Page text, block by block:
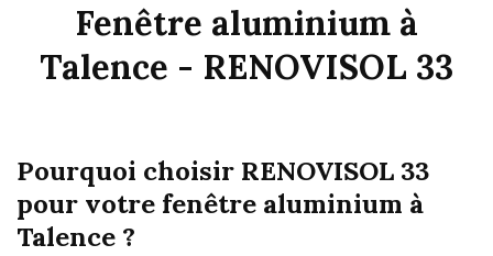
Fenêtre aluminium à
Talence - RENOVISOL 33
Pourquoi choisir RENOVISOL 33
pour votre fenêtre aluminium à
Talence ?